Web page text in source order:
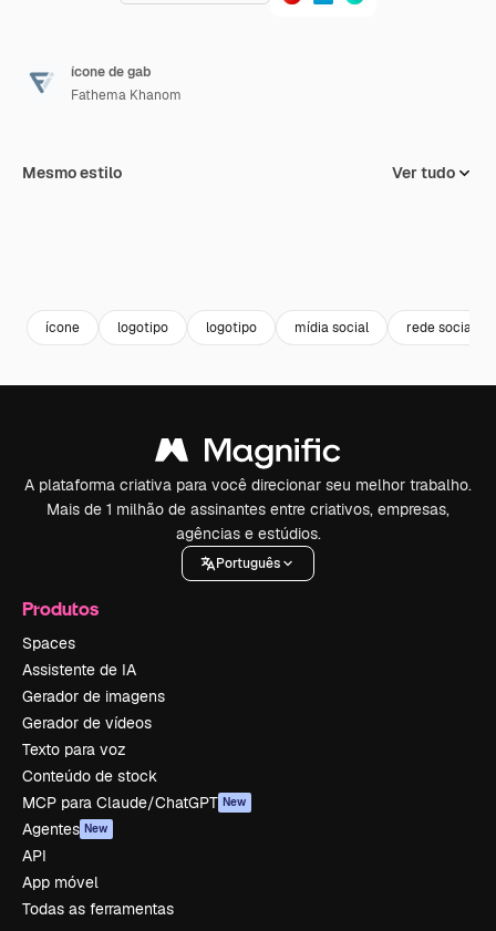
ícone de gab
Fathema Khanom
Mesmo estilo Ver tudo
ícone logotipo logotipo mídia social rede social
A plataforma criativa para você direcionar seu melhor trabalho.
Mais de 1 milhão de assinantes entre criativos, empresas,
agências e estúdios.
Português
Produtos
Spaces
Assistente de IA
Gerador de imagens
Gerador de vídeos
Texto para voz
Conteúdo de stock
MCP para Claude/ChatGPT New
Agentes New
API
App móvel
Todas as ferramentas